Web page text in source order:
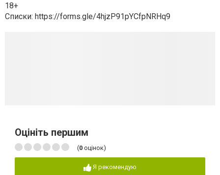
18+
Списки: https://forms.gle/4hjzP91pYCfpNRHq9
Оцініть першим
(0 оцінок)
Я рекомендую